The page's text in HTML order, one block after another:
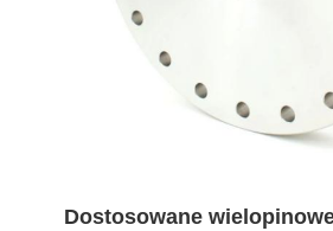
Dostosowane